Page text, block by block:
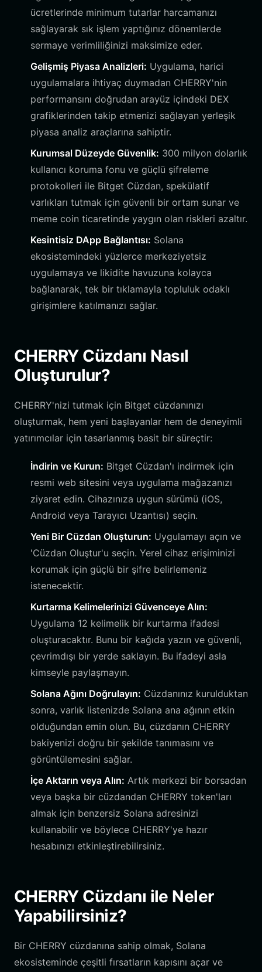
ücretlerinde minimum tutarlar harcamanızı
sağlayarak sık işlem yaptığınız dönemlerde
sermaye verimliliğinizi maksimize eder.
Gelişmiş Piyasa Analizleri: Uygulama, harici
uygulamalara ihtiyaç duymadan CHERRY'nin
performansını doğrudan arayüz içindeki DEX
grafiklerinden takip etmenizi sağlayan yerleşik
piyasa analiz araçlarına sahiptir.
Kurumsal Düzeyde Güvenlik: 300 milyon dolarlık
kullanıcı koruma fonu ve güçlü şifreleme
protokolleri ile Bitget Cüzdan, spekülatif
varlıkları tutmak için güvenli bir ortam sunar ve
meme coin ticaretinde yaygın olan riskleri azaltır.
Kesintisiz DApp Bağlantısı: Solana
ekosistemindeki yüzlerce merkeziyetsiz
uygulamaya ve likidite havuzuna kolayca
bağlanarak, tek bir tıklamayla topluluk odaklı
girişimlere katılmanızı sağlar.
CHERRY Cüzdanı Nasıl
Oluşturulur?
CHERRY'nizi tutmak için Bitget cüzdanınızı
oluşturmak, hem yeni başlayanlar hem de deneyimli
yatırımcılar için tasarlanmış basit bir süreçtir:
İndirin ve Kurun: Bitget Cüzdan'ı indirmek için
resmi web sitesini veya uygulama mağazanızı
ziyaret edin. Cihazınıza uygun sürümü (iOS,
Android veya Tarayıcı Uzantısı) seçin.
Yeni Bir Cüzdan Oluşturun: Uygulamayı açın ve
'Cüzdan Oluştur'u seçin. Yerel cihaz erişiminizi
korumak için güçlü bir şifre belirlemeniz
istenecektir.
Kurtarma Kelimelerinizi Güvenceye Alın:
Uygulama 12 kelimelik bir kurtarma ifadesi
oluşturacaktır. Bunu bir kağıda yazın ve güvenli,
çevrimdışı bir yerde saklayın. Bu ifadeyi asla
kimseyle paylaşmayın.
Solana Ağını Doğrulayın: Cüzdanınız kurulduktan
sonra, varlık listenizde Solana ana ağının etkin
olduğundan emin olun. Bu, cüzdanın CHERRY
bakiyenizi doğru bir şekilde tanımasını ve
görüntülemesini sağlar.
İçe Aktarın veya Alın: Artık merkezi bir borsadan
veya başka bir cüzdandan CHERRY token'ları
almak için benzersiz Solana adresinizi
kullanabilir ve böylece CHERRY'ye hazır
hesabınızı etkinleştirebilirsiniz.
CHERRY Cüzdanı ile Neler
Yapabilirsiniz?
Bir CHERRY cüzdanına sahip olmak, Solana
ekosisteminde çeşitli fırsatların kapısını açar ve